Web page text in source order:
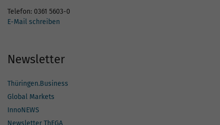
Telefon: 0361 5603-0
E-Mail schreiben
Newsletter
Thüringen.Business
Global Markets
InnoNEWS